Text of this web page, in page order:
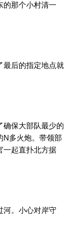
的那个小村清一
后的指定地点就
保大部队最少的
N多火炮。带领部
一起直扑北方据
。小心对岸守